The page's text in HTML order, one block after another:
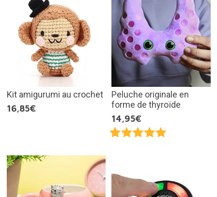
Kit amigurumi au crochet
16,85€
Peluche originale en
forme de thyroïde
14,95€